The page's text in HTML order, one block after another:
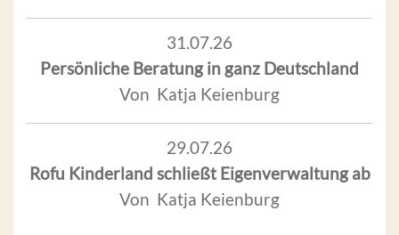
31.07.26
Persönliche Beratung in ganz Deutschland
Von Katja Keienburg
29.07.26
Rofu Kinderland schließt Eigenverwaltung ab
Von Katja Keienburg